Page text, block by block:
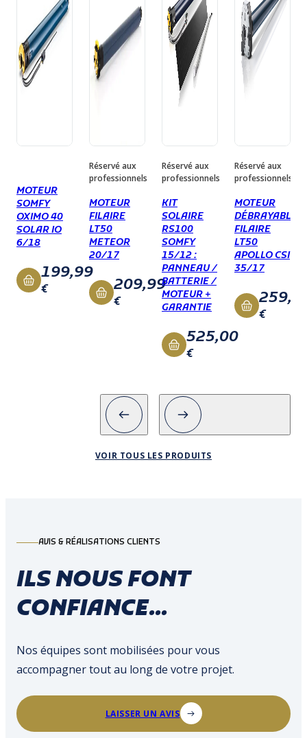
MOTEUR
SOMFY
OXIMO 40
SOLAR IO
6/18
199,99
€
Réservé aux
professionnels
MOTEUR
FILAIRE
LT50
METEOR
20/17
209,99
€
Réservé aux
professionnels
KIT
SOLAIRE
RS100
SOMFY
15/12 :
PANNEAU /
BATTERIE /
MOTEUR +
GARANTIE
525,00
€
Réservé aux
professionnels
MOTEUR
DÉBRAYABLE
FILAIRE
LT50
APOLLO CSI
35/17
€
VOIR TOUS LES PRODUITS
AVIS & RÉALISATIONS CLIENTS
ILS NOUS FONT
CONFIANCE...
Nos équipes sont mobilisées pour vous
accompagner tout au long de votre projet.
LAISSER UN AVIS